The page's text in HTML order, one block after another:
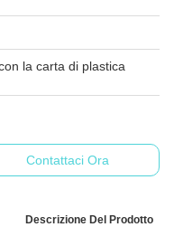
la carta di plastica
Contattaci Ora
Descrizione Del Prodotto